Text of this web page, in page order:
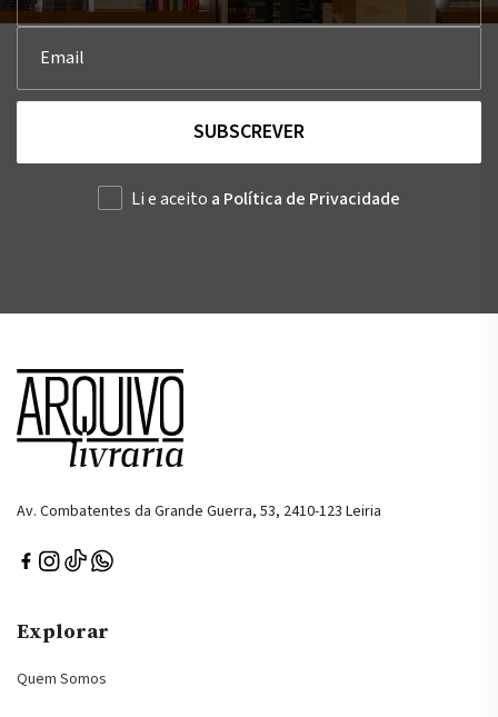
SUBSCREVER
Li e aceito a Política de Privacidade
Av. Combatentes da Grande Guerra, 53, 2410-123 Leiria
Explorar
Quem Somos